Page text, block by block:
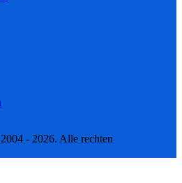
- 2026. Alle rechten